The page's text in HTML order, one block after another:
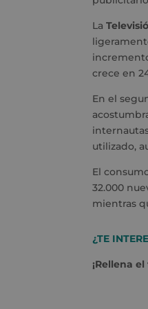
LaTelevisió
crece en
En el
utilizado,
El
32.000
mientras
¿TE
¡Rellena